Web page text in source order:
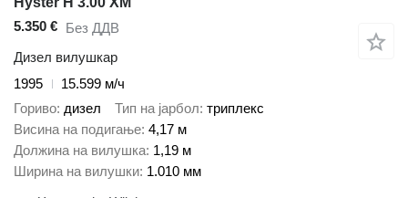
5.350 € Без ДДВ
Дизел вилушкар
1995
15.599 м/ч
Гориво дизел Тип на јарбол триплекс
Висина на подигање 4,17 м
Должина на вилушка 1,19 м
Ширина на вилушки 1.010 мм